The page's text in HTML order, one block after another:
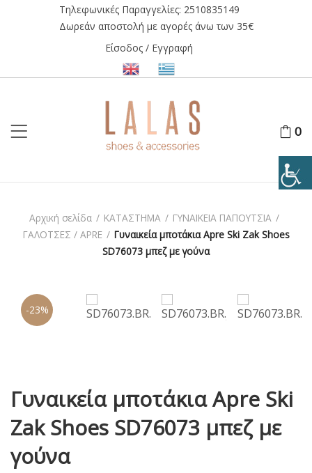
Τηλεφωνικές Παραγγελίες: 2510835149
Δωρεάν αποστολή με αγορές άνω των 35€
Είσοδος / Εγγραφή
0
Αρχική σελίδα / ΚΑΤΑΣΤΗΜΑ / ΓΥΝΑΙΚΕΙΑ ΠΑΠΟΥΤΣΙΑ /
ΓΑΛΟΤΣΕΣ / APRE / Γυναικεία μποτάκια Apre Ski Zak Shoes
SD76073 μπεζ με γούνα
-23%
Γυναικεία μποτάκια Apre Ski
Zak Shoes SD76073 μπεζ με
γούνα